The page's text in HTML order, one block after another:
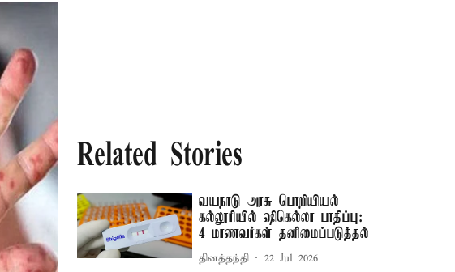
Related Stories
வயநாடு அரசு பொறியியல்
கல்லூரியில் ஷிகெல்லா பாதிப்பு:
4 மாணவர்கள் தனிமைப்படுத்தல்
தினத்தந்தி 22 Jul 2026